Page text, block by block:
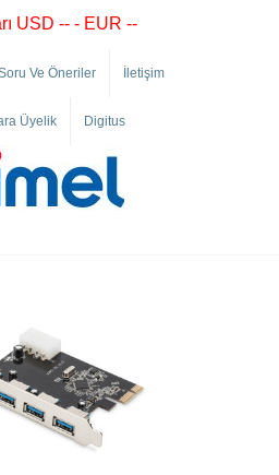
USD -- - EUR --
Ve Öneriler İletişim
Üyelik Digitus